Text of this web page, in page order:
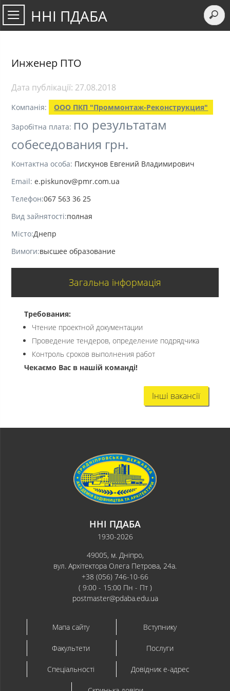
ННІ ПДАБА
Инженер ПТО
Дата публікації: 27.08.2018
Компанія:
ООО ПКП "Проммонтаж-Реконструкция"
Заробітна плата: по результатам
собеседования грн.
Контактна особа: Пискунов Евгений Владимирович
Email: e.piskunov@pmr.com.ua
Телефон:067 563 36 25
Вид зайнятості:полная
Місто:Днепр
Вимоги:высшее образование
Загальна інформація
Требования:
Чтение проектной документации
Проведение тендеров, определение подрядчика
Контроль сроков выполнения работ
Чекаємо Вас в нашій команді!
Інші вакансії
ННІ ПДАБА
1930-2026
49005, м. Дніпро,
вул. Архітектора Олега Петрова, 24а.
+38 (056) 746-10-66
( 9:00 - 15:00 Пн - Пт )
postmaster@pdaba.edu.ua
Мапа сайту Вступнику
Факультети Послуги
Спеціальності Довідник e-адрес